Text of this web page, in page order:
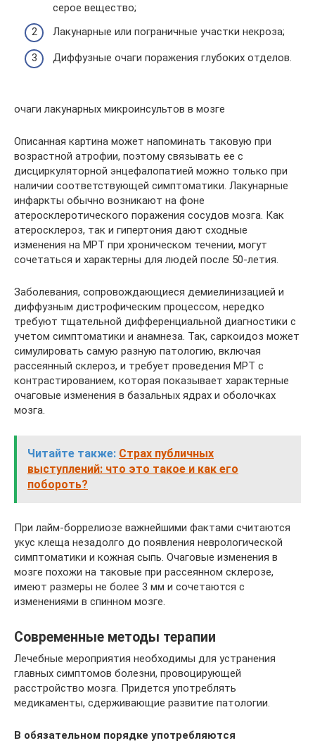
серое вещество;
Лакунарные или пограничные участки некроза;
Диффузные очаги поражения глубоких отделов.
очаги лакунарных микроинсультов в мозге
Описанная картина может напоминать таковую при
возрастной атрофии, поэтому связывать ее с
дисциркуляторной энцефалопатией можно только при
наличии соответствующей симптоматики. Лакунарные
инфаркты обычно возникают на фоне
атеросклеротического поражения сосудов мозга. Как
атеросклероз, так и гипертония дают сходные
изменения на МРТ при хроническом течении, могут
сочетаться и характерны для людей после 50-летия.
Заболевания, сопровождающиеся демиелинизацией и
диффузным дистрофическим процессом, нередко
требуют тщательной дифференциальной диагностики с
учетом симптоматики и анамнеза. Так, саркоидоз может
симулировать самую разную патологию, включая
рассеянный склероз, и требует проведения МРТ с
контрастированием, которая показывает характерные
очаговые изменения в базальных ядрах и оболочках
мозга.
Читайте также: Страх публичных
выступлений: что это такое и как его
побороть?
При лайм-боррелиозе важнейшими фактами считаются
укус клеща незадолго до появления неврологической
симптоматики и кожная сыпь. Очаговые изменения в
мозге похожи на таковые при рассеянном склерозе,
имеют размеры не более 3 мм и сочетаются с
изменениями в спинном мозге.
Современные методы терапии
Лечебные мероприятия необходимы для устранения
главных симптомов болезни, провоцирующей
расстройство мозга. Придется употреблять
медикаменты, сдерживающие развитие патологии.
В обязательном порядке употребляются